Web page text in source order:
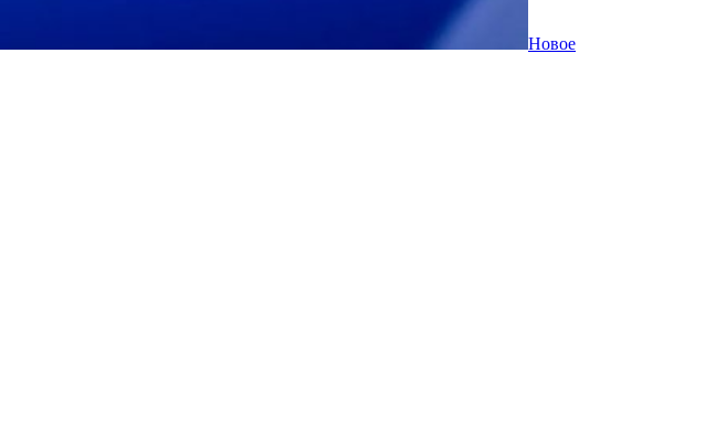
Новое